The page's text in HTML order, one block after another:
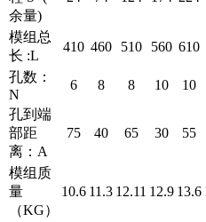
余量)
模组总
长 :L
410 460 510 560 610
孔数：
N
6 8 8 10 10
孔到端
部距
离：A
75 40 65 30 55
模组质
量
（KG）
10.6 11.3 12.11 12.9 13.6